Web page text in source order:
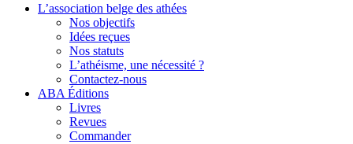
L’association belge des athées
Nos objectifs
Idées reçues
Nos statuts
L’athéisme, une nécessité ?
Contactez-nous
ABA Éditions
Livres
Revues
Commander